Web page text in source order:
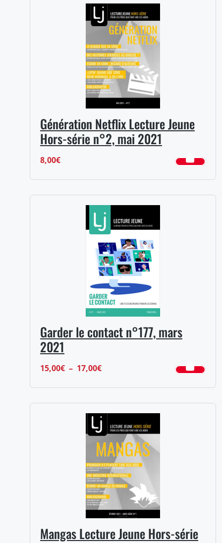
15,00€
à
17,00€
Génération Netflix Lecture Jeune
Hors-série n°2, mai 2021
8,00€
Garder le contact n°177, mars
2021
15,00€ – 17,00€Plage
15,00€
à
17,00€
Mangas Lecture Jeune Hors-série